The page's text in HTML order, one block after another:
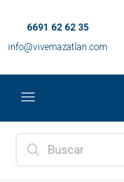
6691 62 62 35
info@vivemazatlan.com